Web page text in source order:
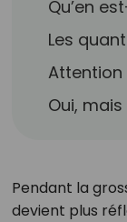
Qu’en
Les
Oui,
Pendant la
devient plus